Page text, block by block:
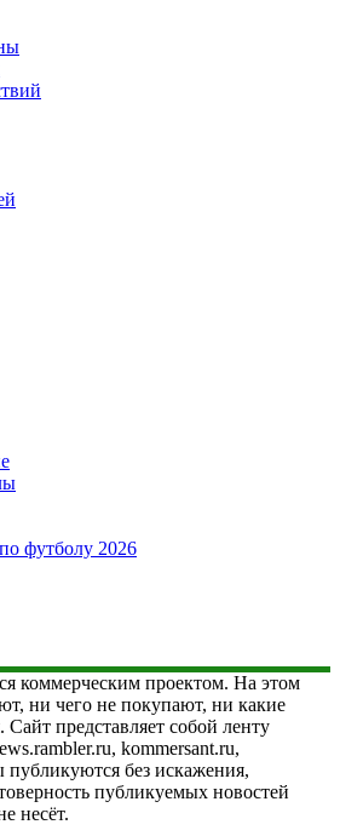
футболу 2026
коммерческим проектом. На этом
ни чего не покупают, ни какие
представляет собой ленту
kommersant.ru,
без искажения,
публикуемых новостей
несёт.